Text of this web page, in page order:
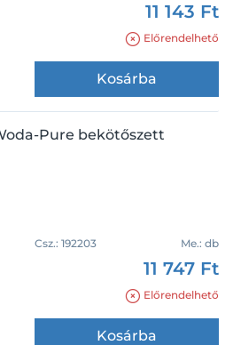
11 143 Ft
Előrendelhető
Kosárba
Pure bekötőszett
Csz.: 192203 Me.: db
11 747 Ft
Előrendelhető
Kosárba